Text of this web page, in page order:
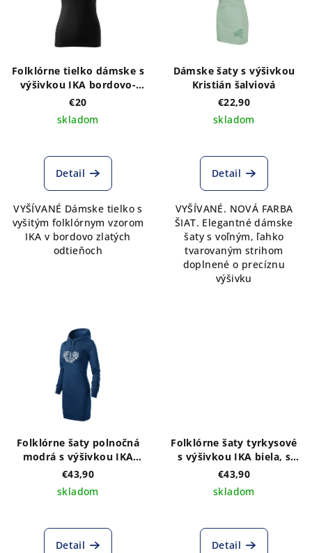
Folklórne tielko dámske s
výšivkou IKA bordovo-
zlatá
€20
skladom
Detail
VYŠÍVANÉ Dámske tielko s
vyšitým folklórnym vzorom
IKA v bordovo zlatých
odtieňoch
Dámske šaty s výšivkou
Kristián šalviová
€22,90
skladom
Detail
VYŠÍVANÉ. NOVÁ FARBA
ŠIAT. Elegantné dámske
šaty s voľným, ľahko
tvarovaným strihom
doplnené o precíznu
výšivku
Folklórne šaty polnočná
modrá s výšivkou IKA
biela, s kapucňou
€43,90
skladom
Detail
Folklórne šaty tyrkysové
s výšivkou IKA biela, s
kapucňou
€43,90
skladom
Detail